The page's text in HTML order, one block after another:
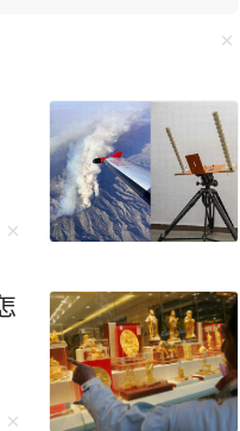
产线告急。而“一带一
无人机碾
航母、机器狗作战群，
。 李柘远成长
涂。好在外公的悉心教
理、总结，更关键的